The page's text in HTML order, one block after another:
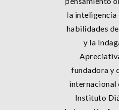
la
habilidades
y la
fundadora y
internacional
Instituto